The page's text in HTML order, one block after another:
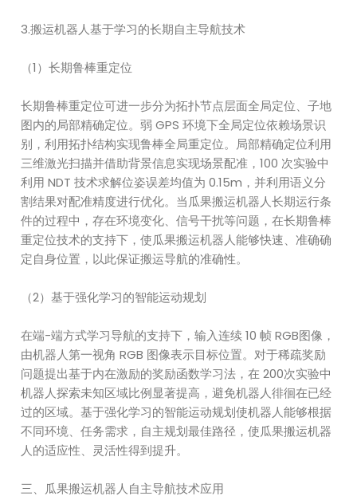
3.搬运机器人基于学习的长期自主导航技术
（1）长期鲁棒重定位
长期鲁棒重定位可进一步分为拓扑节点层面全局定位、子地
图内的局部精确定位。弱 GPS 环境下全局定位依赖场景识
别，利用拓扑结构实现鲁棒全局重定位。局部精确定位利用
三维激光扫描并借助背景信息实现场景配准，100 次实验中
利用 NDT 技术求解位姿误差均值为 0.15m，并利用语义分
割结果对配准精度进行优化。当瓜果搬运机器人长期运行条
件的过程中，存在环境变化、信号干扰等问题，在长期鲁棒
重定位技术的支持下，使瓜果搬运机器人能够快速、准确确
定自身位置，以此保证搬运导航的准确性。
（2）基于强化学习的智能运动规划
在端-端方式学习导航的支持下，输入连续 10 帧 RGB图像，
由机器人第一视角 RGB 图像表示目标位置。对于稀疏奖励
问题提出基于内在激励的奖励函数学习法，在 200次实验中
机器人探索未知区域比例显著提高，避免机器人徘徊在已经
过的区域。基于强化学习的智能运动规划使机器人能够根据
不同环境、任务需求，自主规划最佳路径，使瓜果搬运机器
人的适应性、灵活性得到提升。
三、瓜果搬运机器人自主导航技术应用